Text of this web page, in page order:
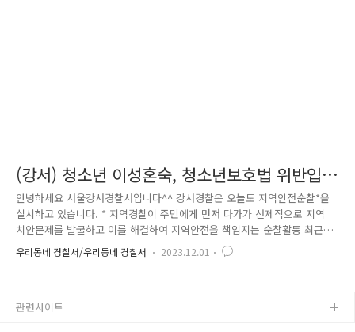
(강서) 청소년 이성혼숙, 청소년보호법 위반입
니다!
안녕하세요 서울강서경찰서입니다^^ 강서경찰은 오늘도 지역안전순찰*을
실시하고 있습니다. * 지역경찰이 주민에게 먼저 다가가 선제적으로 지역
치안문제를 발굴하고 이를 해결하여 지역안전을 책임지는 순찰활동 최근
미성년자가 모텔을 많이 방문하여 주민들이 불안을 느끼고 있다는 이야기
를 접하고, 관내 모텔등 숙박시설을 방문하였습니다. 요즘 미성년자 1명이
자체제작한 '이성혼숙 금지'안내판과 팸플릿을 배부하고, 신분증 검사를 철
우리동네 경찰서/우리동네 경찰서 2023.12.01
관련사이트